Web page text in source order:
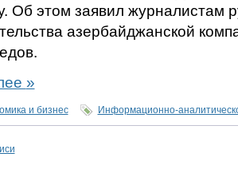
Об этом заявил журналистам
азербайджанской
»
и бизнес Информационно-